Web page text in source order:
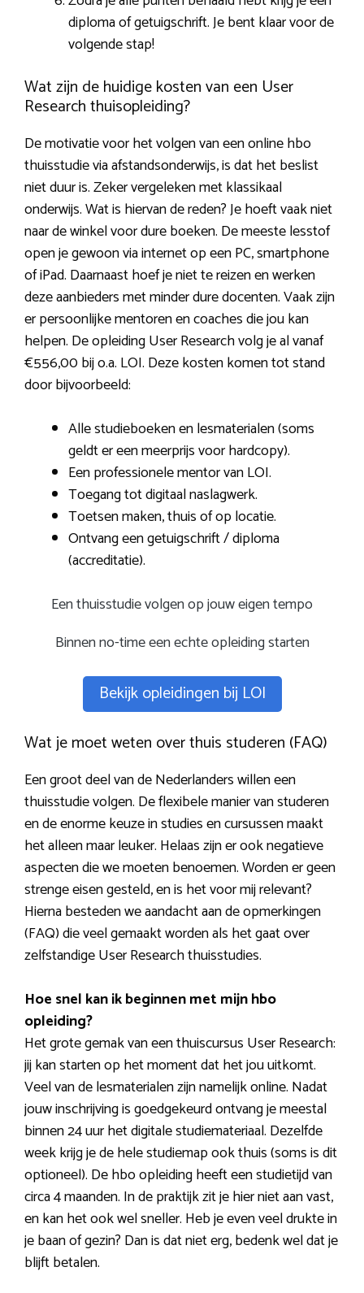
diploma of getuigschrift. Je bent klaar voor de
volgende stap!
Wat zijn de huidige kosten van een User
Research thuisopleiding?
De motivatie voor het volgen van een online hbo
thuisstudie via afstandsonderwijs, is dat het beslist
niet duur is. Zeker vergeleken met klassikaal
onderwijs. Wat is hiervan de reden? Je hoeft vaak niet
naar de winkel voor dure boeken. De meeste lesstof
open je gewoon via internet op een PC, smartphone
of iPad. Daarnaast hoef je niet te reizen en werken
deze aanbieders met minder dure docenten. Vaak zijn
er persoonlijke mentoren en coaches die jou kan
helpen. De opleiding User Research volg je al vanaf
€556,00 bij o.a. LOI. Deze kosten komen tot stand
door bijvoorbeeld:
Alle studieboeken en lesmaterialen (soms
geldt er een meerprijs voor hardcopy).
Een professionele mentor van LOI.
Toegang tot digitaal naslagwerk.
Toetsen maken, thuis of op locatie.
Ontvang een getuigschrift / diploma
(accreditatie).
Een thuisstudie volgen op jouw eigen tempo
Binnen no-time een echte opleiding starten
Bekijk opleidingen bij LOI
Wat je moet weten over thuis studeren (FAQ)
Een groot deel van de Nederlanders willen een
thuisstudie volgen. De flexibele manier van studeren
en de enorme keuze in studies en cursussen maakt
het alleen maar leuker. Helaas zijn er ook negatieve
aspecten die we moeten benoemen. Worden er geen
strenge eisen gesteld, en is het voor mij relevant?
Hierna besteden we aandacht aan de opmerkingen
(FAQ) die veel gemaakt worden als het gaat over
zelfstandige User Research thuisstudies.
Hoe snel kan ik beginnen met mijn hbo
opleiding?
Het grote gemak van een thuiscursus User Research:
jij kan starten op het moment dat het jou uitkomt.
Veel van de lesmaterialen zijn namelijk online. Nadat
jouw inschrijving is goedgekeurd ontvang je meestal
binnen 24 uur het digitale studiemateriaal. Dezelfde
week krijg je de hele studiemap ook thuis (soms is dit
optioneel). De hbo opleiding heeft een studietijd van
circa 4 maanden. In de praktijk zit je hier niet aan vast,
en kan het ook wel sneller. Heb je even veel drukte in
je baan of gezin? Dan is dat niet erg, bedenk wel dat je
blijft betalen.